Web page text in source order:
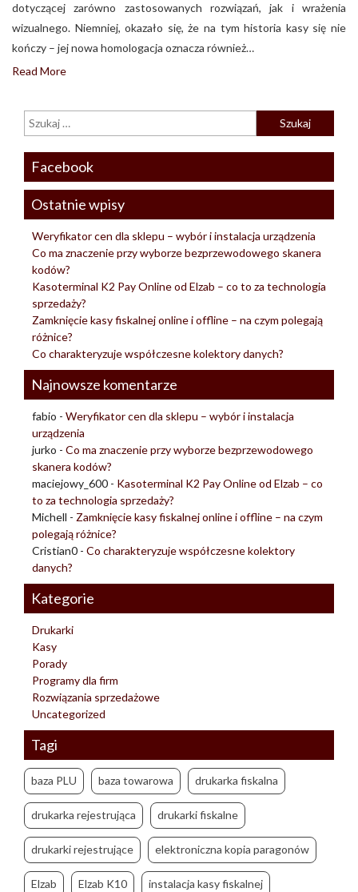
dotyczącej zarówno zastosowanych rozwiązań, jak i wrażenia
wizualnego. Niemniej, okazało się, że na tym historia kasy się nie
kończy – jej nowa homologacja oznacza również…
Read More
Facebook
Ostatnie wpisy
Weryfikator cen dla sklepu – wybór i instalacja urządzenia
Co ma znaczenie przy wyborze bezprzewodowego skanera
kodów?
Kasoterminal K2 Pay Online od Elzab – co to za technologia
sprzedaży?
Zamknięcie kasy fiskalnej online i offline – na czym polegają
różnice?
Co charakteryzuje współczesne kolektory danych?
Najnowsze komentarze
fabio - Weryfikator cen dla sklepu – wybór i instalacja
urządzenia
jurko - Co ma znaczenie przy wyborze bezprzewodowego
skanera kodów?
maciejowy_600 - Kasoterminal K2 Pay Online od Elzab – co
to za technologia sprzedaży?
Michell - Zamknięcie kasy fiskalnej online i offline – na czym
polegają różnice?
Cristian0 - Co charakteryzuje współczesne kolektory
danych?
Kategorie
Drukarki
Kasy
Porady
Programy dla firm
Rozwiązania sprzedażowe
Uncategorized
Tagi
baza PLU baza towarowa drukarka fiskalna
drukarka rejestrująca drukarki fiskalne
drukarki rejestrujące elektroniczna kopia paragonów
Elzab Elzab K10 instalacja kasy fiskalnej